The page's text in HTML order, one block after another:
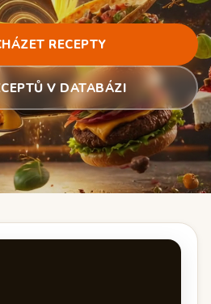
RECEPTY
V DATABÁZI